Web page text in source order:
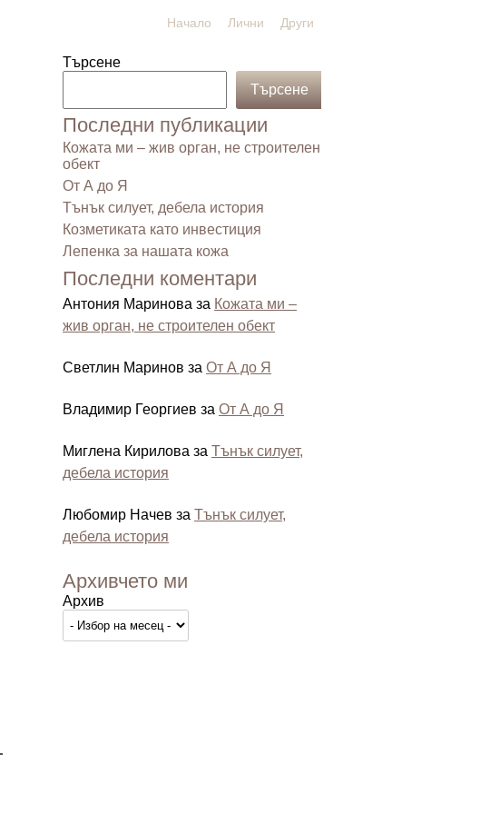
Начало Лични Други
Търсене
Търсене
Последни публикации
Кожата ми – жив орган, не строителен
обект
От А до Я
Тънък силует, дебела история
Козметиката като инвестиция
Лепенка за нашата кожа
Последни коментари
Антония Маринова за Кожата ми –
жив орган, не строителен обект
Светлин Маринов за От А до Я
Владимир Георгиев за От А до Я
Миглена Кирилова за Тънък силует,
дебела история
Любомир Начев за Тънък силует,
дебела история
Архивчето ми
Архив